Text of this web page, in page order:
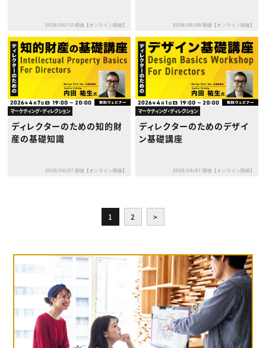
2026/04/10 開催【オンライン開催】 2026/04/08 開催【オンライン開催】
マーケティング・ディレクション
ディレクターのための知的財
産の基礎知識
2026/04/07 開催【オンライン開催】
マーケティング・ディレクション
ディレクターのためのデザイ
ン基礎講座
2026/04/01 開催【オンライン開催】
1 2 >